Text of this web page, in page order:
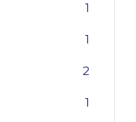
1
1
2
1